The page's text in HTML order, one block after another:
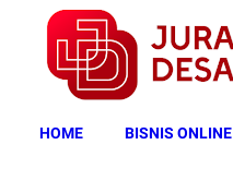
HOME BISNIS ONLINE